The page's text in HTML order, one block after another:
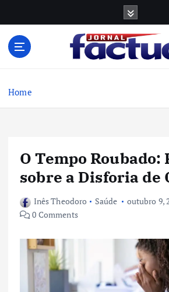
Home
O Tempo Roubado:
sobre a Disforia de
Inês Theodoro Saúde
outubro 9,
0 Comments